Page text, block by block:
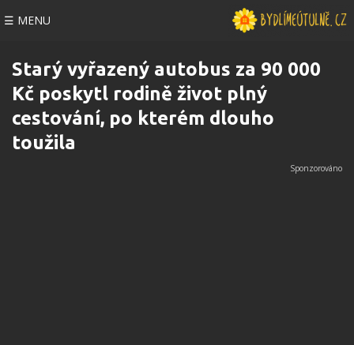
☰ MENU
Starý vyřazený autobus za 90 000
Kč poskytl rodině život plný
cestování, po kterém dlouho
toužila